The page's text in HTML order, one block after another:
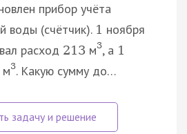
прибор учёта
воды (счётчик). 1 ноября
расход 213 м3, а 1
м3. Какую сумму до…